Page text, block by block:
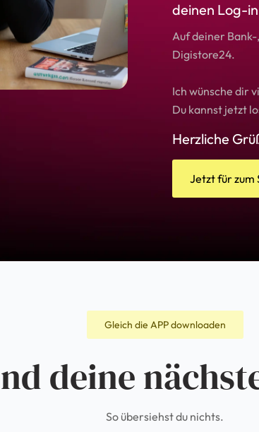
deinen Log-
Auf deiner
Digistore24.
Ich wünsche dir
Du kannst jetzt
Herzliche
Jetzt für zum
Gleich die APP downloaden
deine
So übersiehst du nichts.